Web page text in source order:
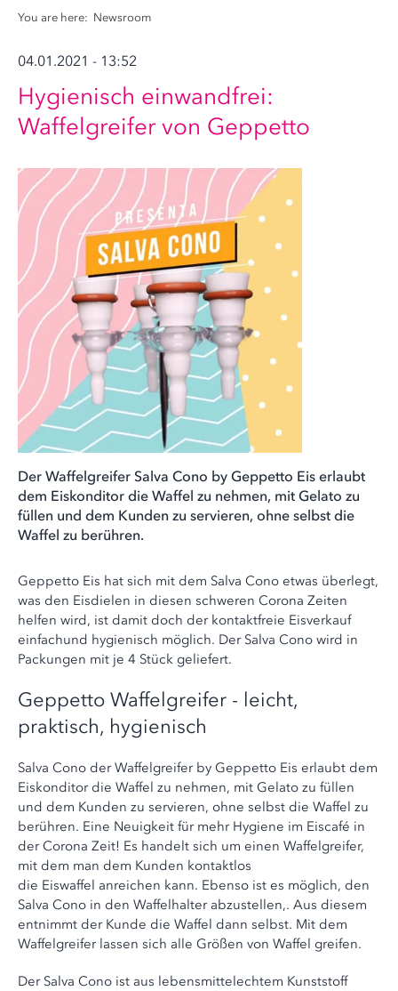
You are here: Newsroom
04.01.2021 - 13:52
Hygienisch einwandfrei:
Waffelgreifer von Geppetto
Der Waffelgreifer Salva Cono by Geppetto Eis erlaubt
dem Eiskonditor die Waffel zu nehmen, mit Gelato zu
füllen und dem Kunden zu servieren, ohne selbst die
Waffel zu berühren.
Geppetto Eis hat sich mit dem Salva Cono etwas überlegt,
was den Eisdielen in diesen schweren Corona Zeiten
helfen wird, ist damit doch der kontaktfreie Eisverkauf
einfachund hygienisch möglich. Der Salva Cono wird in
Packungen mit je 4 Stück geliefert.
Geppetto Waffelgreifer - leicht,
praktisch, hygienisch
Salva Cono der Waffelgreifer by Geppetto Eis erlaubt dem
Eiskonditor die Waffel zu nehmen, mit Gelato zu füllen
und dem Kunden zu servieren, ohne selbst die Waffel zu
berühren. Eine Neuigkeit für mehr Hygiene im Eiscafé in
der Corona Zeit! Es handelt sich um einen Waffelgreifer,
mit dem man dem Kunden kontaktlos
die Eiswaffel anreichen kann. Ebenso ist es möglich, den
Salva Cono in den Waffelhalter abzustellen,. Aus diesem
entnimmt der Kunde die Waffel dann selbst. Mit dem
Waffelgreifer lassen sich alle Größen von Waffel greifen.
Der Salva Cono ist aus lebensmittelechtem Kunststoff